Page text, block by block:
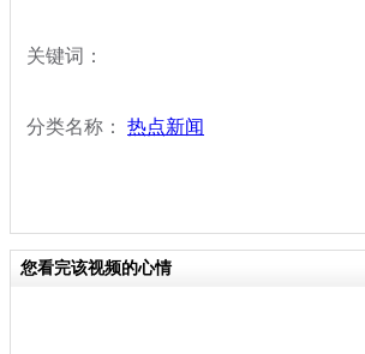
关键词：
分类名称： 热点新闻
您看完该视频的心情